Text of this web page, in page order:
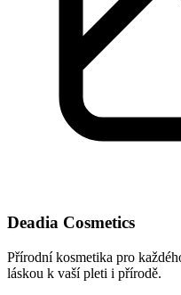
Deadia Cosmetics
Přírodní kosmetika pro
láskou k vaší pleti i přírodě.